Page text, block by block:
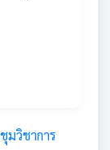
มวิชาการ